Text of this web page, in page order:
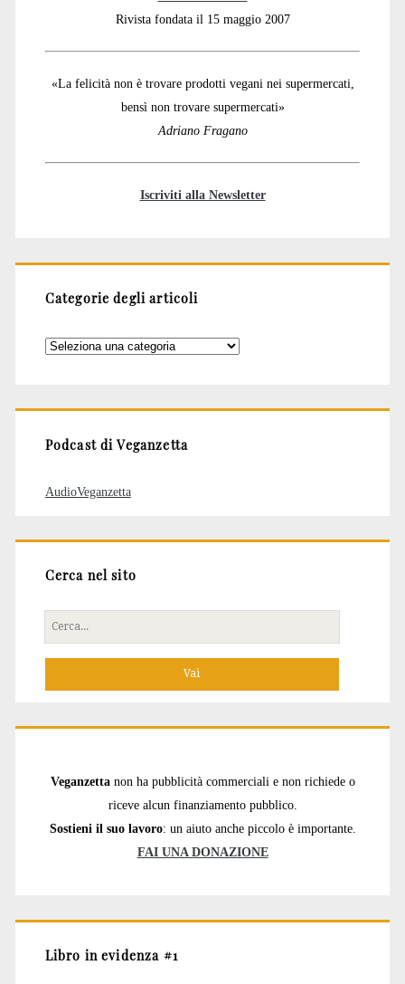
Rivista fondata il 15 maggio 2007
«La felicità non è trovare prodotti vegani nei supermercati,
bensì non trovare supermercati»
Adriano Fragano
Iscriviti alla Newsletter
Categorie degli articoli
Categorie
Podcast di Veganzetta
AudioVeganzetta
Cerca nel sito
Cerca
per:
Veganzetta non ha pubblicità commerciali e non richiede o
riceve alcun finanziamento pubblico.
Sostieni il suo lavoro: un aiuto anche piccolo è importante.
FAI UNA DONAZIONE
Libro in evidenza #1